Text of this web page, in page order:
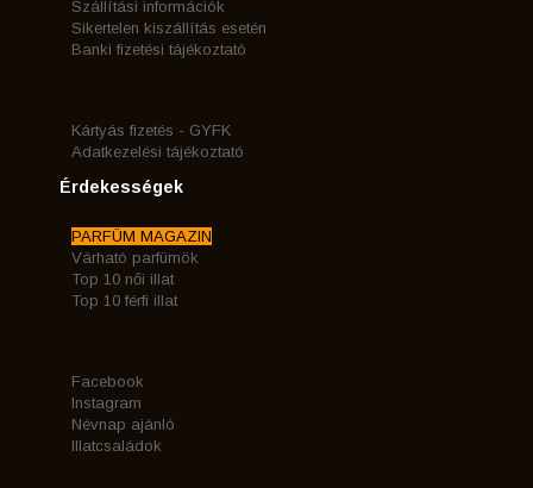
Szállítási információk
Sikertelen kiszállítás esetén
Banki fizetési tájékoztató
Kártyás fizetés - GYFK
Adatkezelési tájékoztató
Érdekességek
PARFÜM MAGAZIN
Várható parfümök
Top 10 női illat
Top 10 férfi illat
Facebook
Instagram
Névnap ajánló
Illatcsaládok